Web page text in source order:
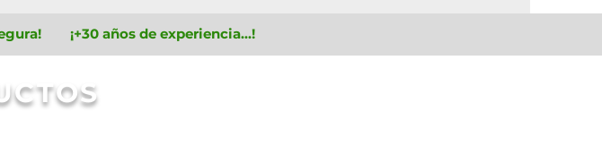
¡+30 años de experiencia...!